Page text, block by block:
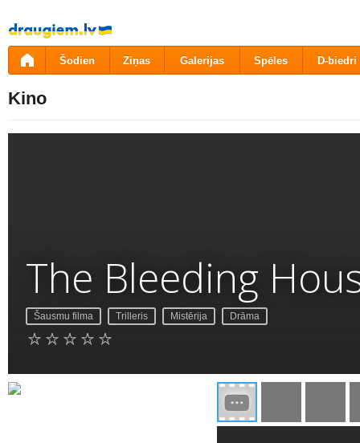
Pāriet
uz
saturu
Šodien Ziņas Galerijas Spēles D-biedri
Kino
The Bleeding
Šausmu filma Trilleris Mistērija Drāma